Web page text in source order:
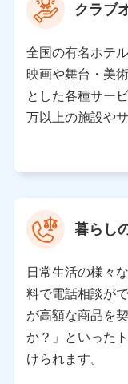
【当該個人データ
所・代表者名】
当該個人データを
り）
東京都千代田区永
株式会社NTTドコ
東京都中央区日本
ビル 3F
※ 当社および株式
データ憲章」に定
※ パーソナルデー
理」の設定状態に
※ dポイントクラブ
日以降、一度もdポ
クラブ
全国の有名ホテ
映画や舞台・美
とした各種サー
万以上の施設や
暮らし
日常生活の様々
料で電話相談が
が高額な商品を
か？」といった
けられます。